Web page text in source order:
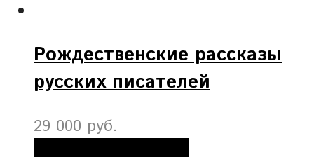
Рождественские рассказы
русских писателей
29 000 руб.